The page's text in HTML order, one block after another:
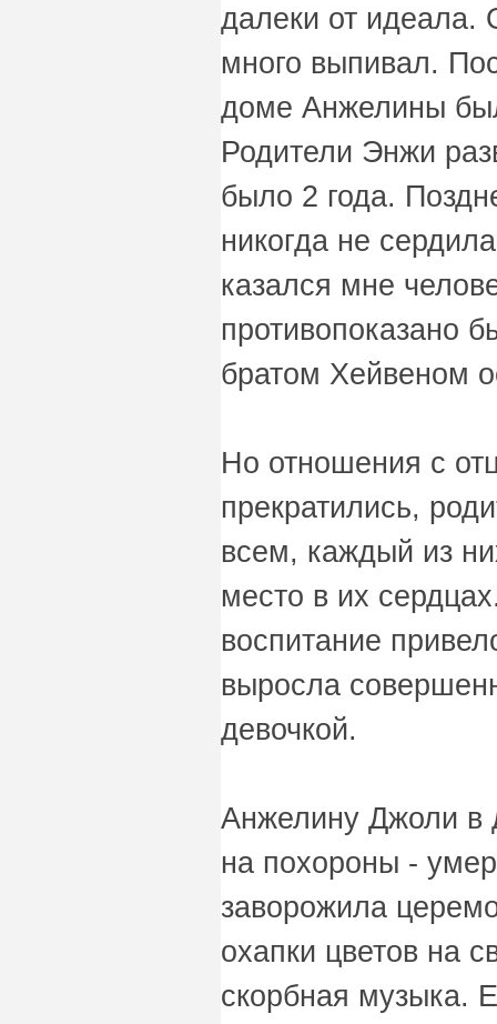
далеки от идеала.
много выпивал.
доме Анжелины
Родители Энжи
было 2 года.
никогда не
казался мне
противопоказано
братом Хейвеном
Но отношения с
прекратились,
всем, каждый из
место в их
воспитание
выросла
девочкой.
Анжелину Джоли в
на похороны -
заворожила
охапки цветов на
скорбная музыка.